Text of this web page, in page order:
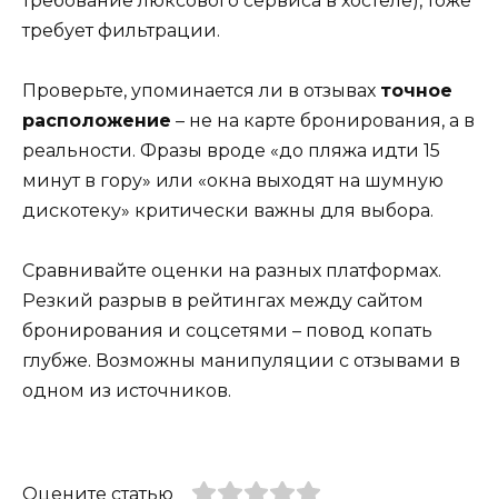
требует фильтрации.
Проверьте, упоминается ли в отзывах точное
расположение – не на карте бронирования, а в
реальности. Фразы вроде «до пляжа идти 15
минут в гору» или «окна выходят на шумную
дискотеку» критически важны для выбора.
Сравнивайте оценки на разных платформах.
Резкий разрыв в рейтингах между сайтом
бронирования и соцсетями – повод копать
глубже. Возможны манипуляции с отзывами в
одном из источников.
Оцените статью